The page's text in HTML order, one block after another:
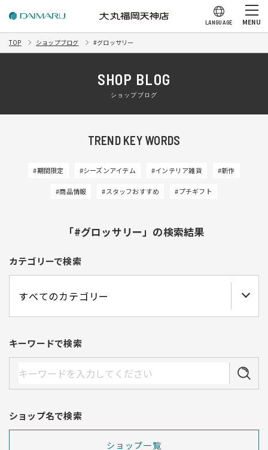
LANGUAGE MENU
TOP ショップブログ #グロッサリー
SHOP BLOG
ショップブログ
TREND KEY WORDS
#期間限定 #シーズンアイテム #インテリア雑貨 #新作
#商品情報 #スタッフおすすめ #プチギフト
「#グロッサリー」の検索結果
カテゴリーで検索
キーワードで検索
ショップ名で検索
ショップ一覧